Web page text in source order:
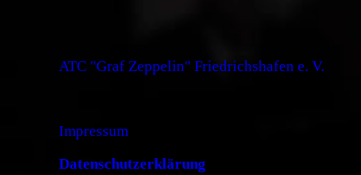
ATC "Graf Zeppelin" Friedrichshafen e. V.
Impressum
Datenschutzerklärung